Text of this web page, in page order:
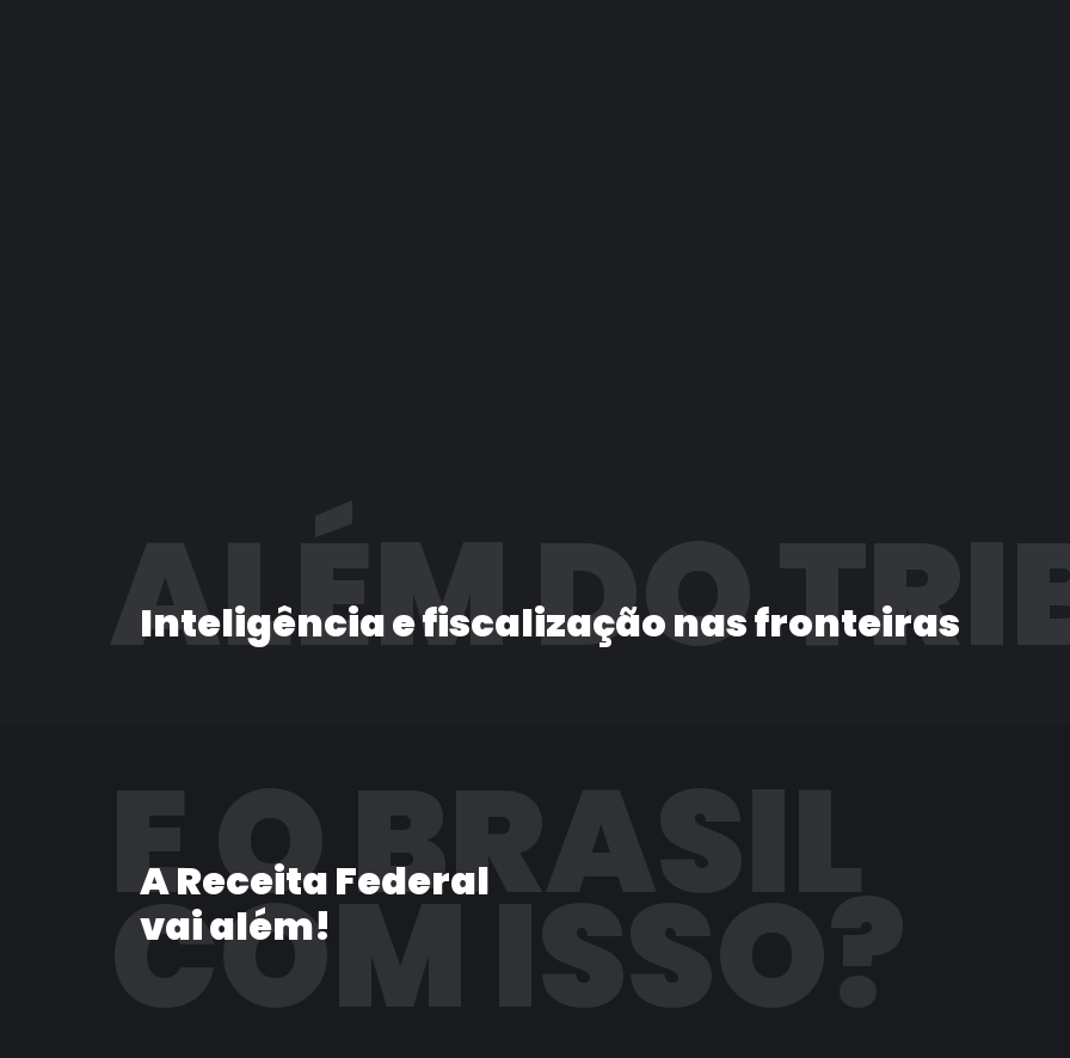
ALÉM DO
Inteligência e fiscalização nas fronteiras
E O BRASIL
COM ISSO?
A Receita Federal
vai além!